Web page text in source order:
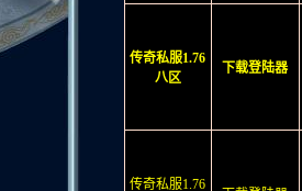
传奇私服1.76
八区
下载登陆器
传奇私服1.76